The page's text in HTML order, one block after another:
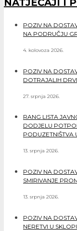
NATJEČAJI I
POZIV NA
NA PODRUČJU
4. kolovoza 2026.
POZIV NA
DOTRAJALIH
27. srpnja 2026.
RANG LISTA
DODJELU
PODUZETNIŠTVA
13. srpnja 2026.
POZIV NA
SMIRIVANJE
13. srpnja 2026.
POZIV NA
NERETVI U